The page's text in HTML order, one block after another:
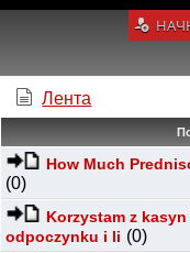
Лента
How Much
(0)
Korzystam z
odpoczynku i li (0)